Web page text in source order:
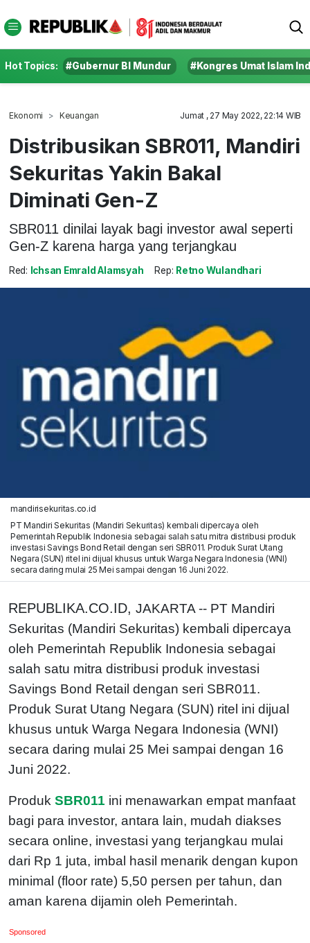
Hot Topics: #Gubernur BI Mundur #Kongres Umat Islam
Ekonomi Keuangan Jumat , 27 May 2022, 22:14 WIB
Distribusikan SBR011, Mandiri
Sekuritas Yakin Bakal
Diminati Gen-Z
SBR011 dinilai layak bagi investor awal seperti
Gen-Z karena harga yang terjangkau
Red: Ichsan Emrald Alamsyah Rep: Retno Wulandhari
mandirisekuritas.co.id
PT Mandiri Sekuritas (Mandiri Sekuritas) kembali dipercaya oleh
Pemerintah Republik Indonesia sebagai salah satu mitra distribusi produk
investasi Savings Bond Retail dengan seri SBR011. Produk Surat Utang
Negara (SUN) ritel ini dijual khusus untuk Warga Negara Indonesia (WNI)
secara daring mulai 25 Mei sampai dengan 16 Juni 2022.
REPUBLIKA.CO.ID, JAKARTA -- PT Mandiri
Sekuritas (Mandiri Sekuritas) kembali dipercaya
oleh Pemerintah Republik Indonesia sebagai
salah satu mitra distribusi produk investasi
Savings Bond Retail dengan seri SBR011.
Produk Surat Utang Negara (SUN) ritel ini dijual
khusus untuk Warga Negara Indonesia (WNI)
secara daring mulai 25 Mei sampai dengan 16
Juni 2022.
Produk SBR011 ini menawarkan empat manfaat
bagi para investor, antara lain, mudah diakses
secara online, investasi yang terjangkau mulai
dari Rp 1 juta, imbal hasil menarik dengan kupon
minimal (floor rate) 5,50 persen per tahun, dan
aman karena dijamin oleh Pemerintah.
Sponsored